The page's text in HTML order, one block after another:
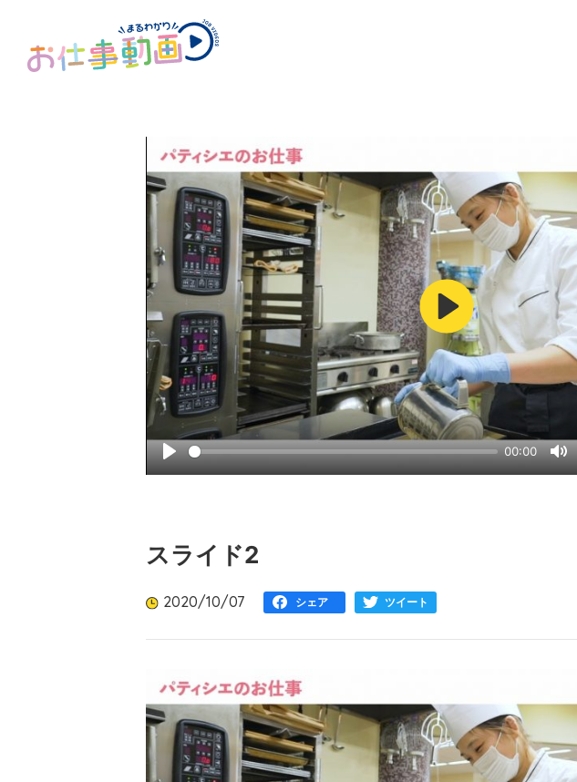
Play
00:00
Play
スライド2
2020/10/07 シェア ツイート